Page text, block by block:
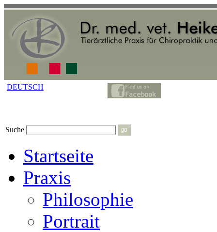
DEUTSCH
Suche
Startseite
Praxis
Philosophie
Portrait